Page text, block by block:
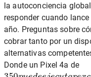
la autoconciencia
responder cuando
año. Preguntas sobre
cobrar tanto por un
alternativas
Donde un Pixel 4a de
350pued eeje cu tar